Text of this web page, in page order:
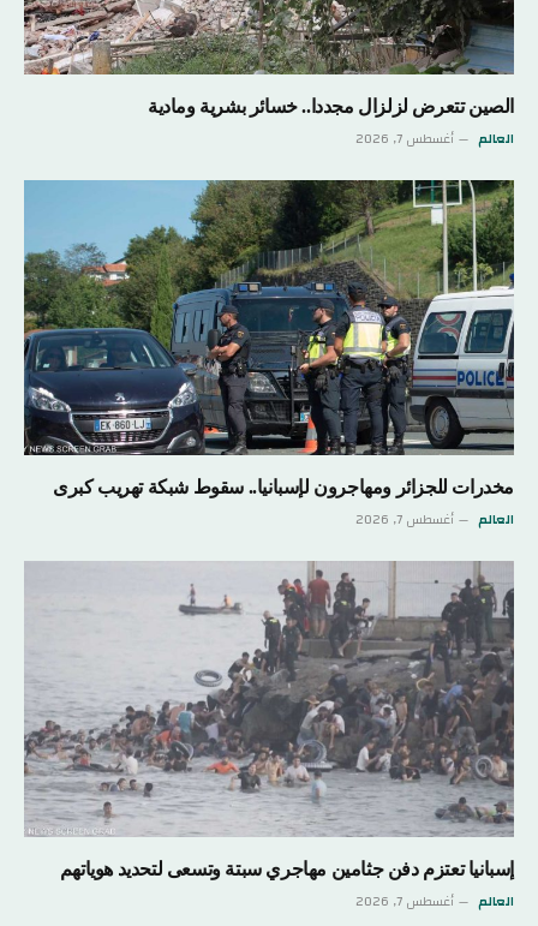
الصين تتعرض لزلزال مجددا.. خسائر بشرية ومادية
العالم أغسطس 7, 2026
مخدرات للجزائر ومهاجرون لإسبانيا.. سقوط شبكة تهريب كبرى
العالم أغسطس 7, 2026
إسبانيا تعتزم دفن جثامين مهاجري سبتة وتسعى لتحديد هوياتهم
العالم أغسطس 7, 2026